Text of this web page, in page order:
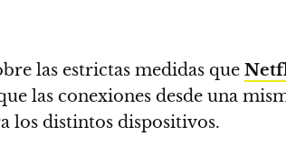
las estrictas medidas que
las conexiones desde una
los distintos dispositivos.